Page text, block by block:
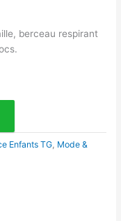
berceau respirant
Enfants TG, Mode &